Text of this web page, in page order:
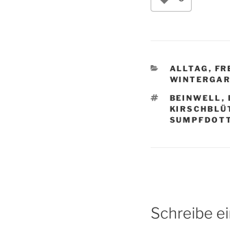
ALLTAG ,
BEINWELL ,
Schreibe